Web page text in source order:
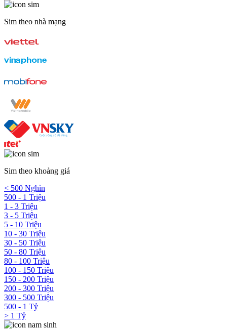
Sim theo nhà mạng
Sim theo khoảng giá
< 500 Nghìn
500 - 1 Triệu
1 - 3 Triệu
3 - 5 Triệu
5 - 10 Triệu
10 - 30 Triệu
30 - 50 Triệu
50 - 80 Triệu
80 - 100 Triệu
100 - 150 Triệu
150 - 200 Triệu
200 - 300 Triệu
300 - 500 Triệu
500 - 1 Tỷ
> 1 Tỷ